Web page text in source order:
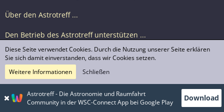
Über den Astrotreff ...
Den Betrieb des Astrotreff unterstützen ...
Nutzungsbedingungen
© Astrotreff 2001-2026, lizenziert unter CC BY-SA,
sofern für einzelne Inhalte nicht anders angegeben
Astrotreff - Die Astronomie und Raumfahrt
Community in der WSC-Connect App bei Google Play
Download
Diese Seite verwendet Cookies. Durch die Nutzung unserer Seite erklären
Sie sich damit einverstanden, dass wir Cookies setzen.
Weitere Informationen
Schließen